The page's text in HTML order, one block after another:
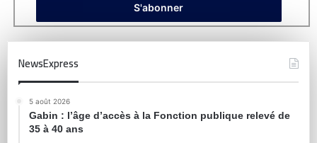
NewsExpress
5 août 2026
Gabin : l’âge d’accès à la Fonction publique relevé de
35 à 40 ans